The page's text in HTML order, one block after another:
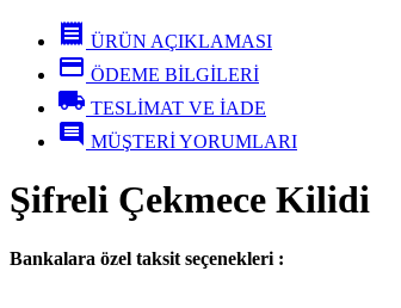
receipt ÜRÜN AÇIKLAMASI
credit_card ÖDEME BİLGİLERİ
local_shipping TESLİMAT VE İADE
comment MÜŞTERİ YORUMLARI
Şifreli Çekmece Kilidi
Bankalara özel taksit seçenekleri :